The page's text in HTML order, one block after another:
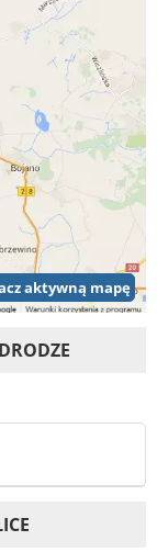
aktywną mapę